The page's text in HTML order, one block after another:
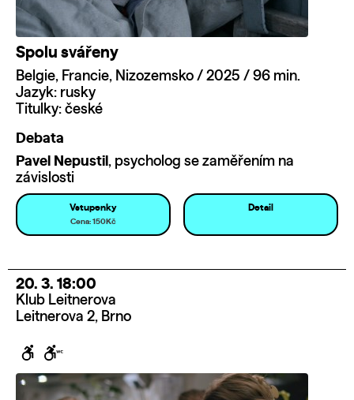
Spolu svářeny
Belgie, Francie, Nizozemsko / 2025 / 96 min.
Jazyk: rusky
Titulky: české
Debata
Pavel Nepustil , psycholog se zaměřením na
závislosti
Vstupenky
Cena: 150Kč
Detail
20. 3. 18:00
Klub Leitnerova
Leitnerova 2, Brno